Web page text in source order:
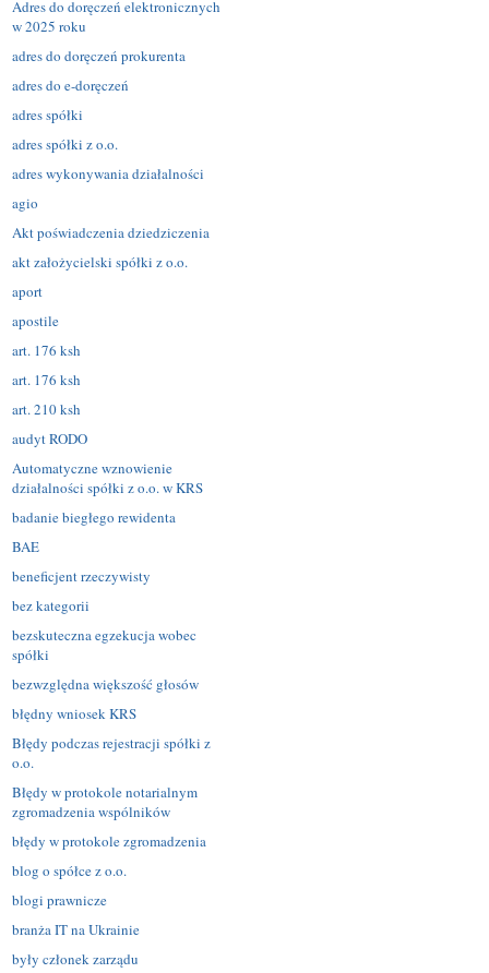
Adres do doręczeń elektronicznych
w 2025 roku
adres do doręczeń prokurenta
adres do e-doręczeń
adres spółki
adres spółki z o.o.
adres wykonywania działalności
agio
Akt poświadczenia dziedziczenia
akt założycielski spółki z o.o.
aport
apostile
art. 176 ksh
art. 176 ksh
art. 210 ksh
audyt RODO
Automatyczne wznowienie
działalności spółki z o.o. w KRS
badanie biegłego rewidenta
BAE
beneficjent rzeczywisty
bez kategorii
bezskuteczna egzekucja wobec
spółki
bezwzględna większość głosów
błędny wniosek KRS
Błędy podczas rejestracji spółki z
o.o.
Błędy w protokole notarialnym
zgromadzenia wspólników
błędy w protokole zgromadzenia
blog o spółce z o.o.
blogi prawnicze
branża IT na Ukrainie
były członek zarządu